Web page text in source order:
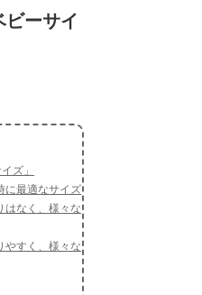
ビーサイ
ズ」
に最適なサイズ
はなく、様々な
やすく、様々な